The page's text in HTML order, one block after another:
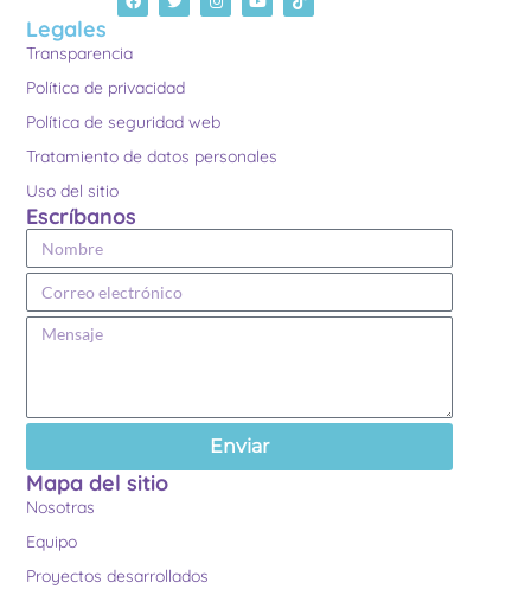
Legales
Transparencia
Política de privacidad
Política de seguridad web
Tratamiento de datos personales
Uso del sitio
Escríbanos
Enviar
Mapa del sitio
Nosotras
Equipo
Proyectos desarrollados